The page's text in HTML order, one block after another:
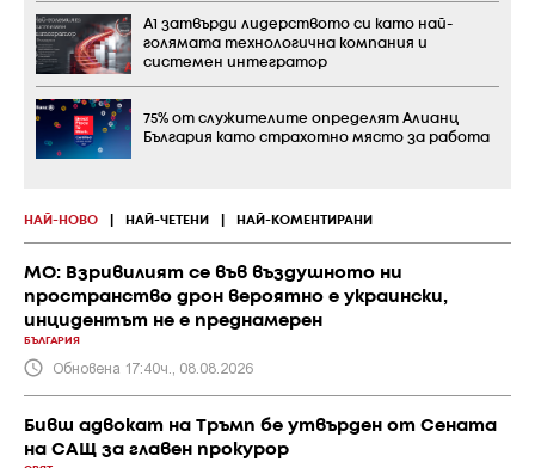
НАЙ-НОВО НАЙ-ЧЕТЕНИ НАЙ-КОМЕНТИРАНИ
МО: Взривилият се във въздушното ни
пространство дрон вероятно е украински,
инцидентът не е преднамерен
БЪЛГАРИЯ
Обновена 17:40ч., 08.08.2026
Бивш адвокат на Тръмп бе утвърден от Сената
на САЩ за главен прокурор
А1 затвърди лидерството си като най-
голямата технологична компания и
системен интегратор
75% от служителите определят Алианц
България като страхотно място за работа